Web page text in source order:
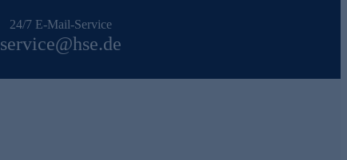
24/7 E-Mail-Service
service@hse.de